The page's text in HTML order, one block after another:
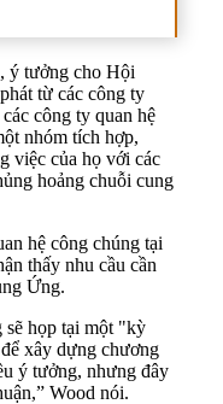
ý tưởng cho Hội
từ các công ty
công ty quan hệ
nhóm tích hợp,
việc của họ với các
hoảng chuỗi cung
hệ công chúng tại
thấy nhu cầu cần
Ứng.
sẽ họp tại một "kỳ
xây dựng chương
ý tưởng, nhưng đây
Wood nói.